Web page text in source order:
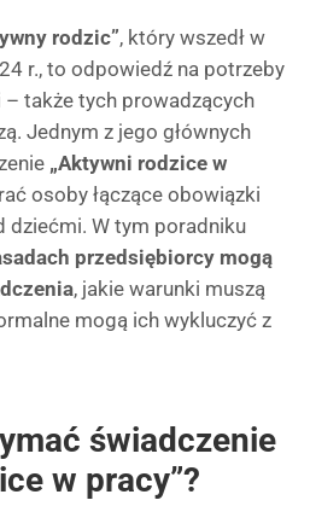
rodzic”, który wszedł w
r., to odpowiedź na potrzeby
– także tych prowadzących
Jednym z jego głównych
„Aktywni rodzice w
osoby łączące obowiązki
dziećmi. W tym poradniku
przedsiębiorcy mogą
, jakie warunki muszą
mogą ich wykluczyć z
świadczenie
w pracy”?